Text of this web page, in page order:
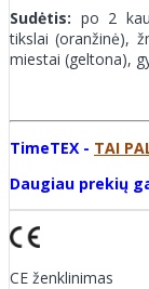
Sudėtis: po 2
tikslai (oranžinė),
miestai (geltona),
TimeTEX - TAI
Daugiau prekių
CE ženklinimas